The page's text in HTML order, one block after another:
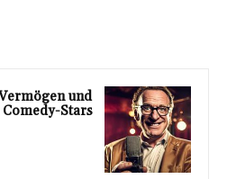
und
Stars